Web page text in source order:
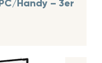
Handy – 3er